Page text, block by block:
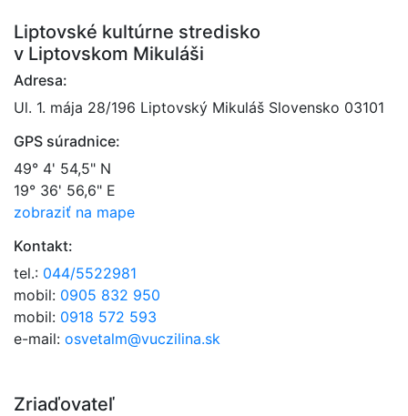
Liptovské kultúrne stredisko
v Liptovskom Mikuláši
Adresa:
Ul. 1. mája 28/196 Liptovský Mikuláš Slovensko 03101
GPS súradnice:
49° 4' 54,5" N
19° 36' 56,6" E
zobraziť na mape
Kontakt:
tel.: 044/5522981
mobil: 0905 832 950
mobil: 0918 572 593
e-mail: osvetalm@vuczilina.sk
Zriaďovateľ